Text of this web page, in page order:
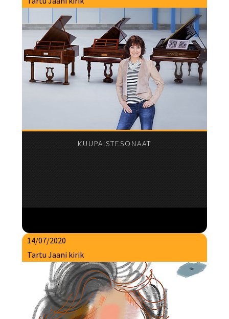
KUUPAISTESONAAT
14/07/2020
Tartu Jaani kirik